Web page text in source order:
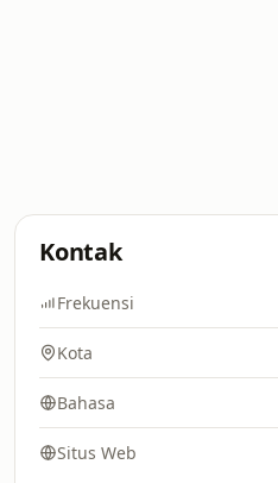
Kontak
Frekuensi
Kota
Bahasa
Situs Web